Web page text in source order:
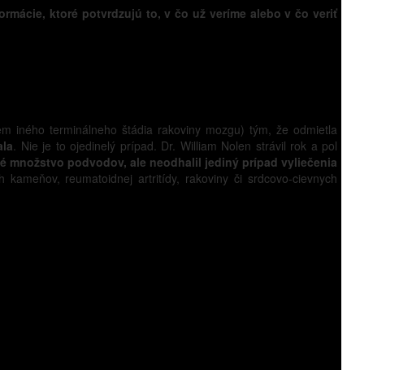
ktoré potvrdzujú to, v čo už veríme alebo v čo veriť
iného terminálneho štádia rakoviny mozgu) tým, že odmietla
. Nie je to ojedinelý prípad. Dr. William Nolen strávil rok a pol
množstvo podvodov, ale neodhalil jediný prípad vyliečenia
reumatoidnej artritídy, rakoviny či srdcovo-cievnych